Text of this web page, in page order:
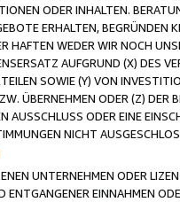
ODER INHALTEN.
ERHALTEN, BEGRÜNDEN
HAFTEN WEDER WIR NOCH
AUFGRUND (X) DES
SOWIE (Y) VON
ÜBERNEHMEN ODER (Z)
AUSSCHLUSS ODER EINE
NICHT
UNTERNEHMEN ODER
ENTGANGENER EINNAHMEN